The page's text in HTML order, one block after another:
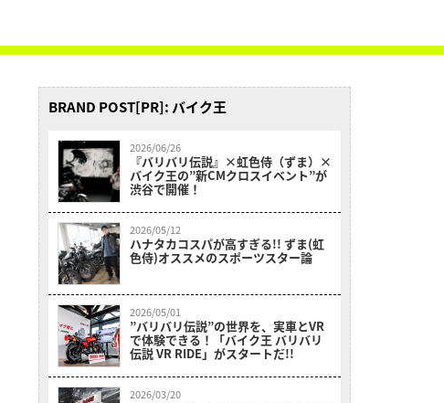
BRAND POST[PR]: バイク王
2026/06/26
『バリバリ伝説』×虹色侍（ずま）×
バイク王の”新CMクロスイベント”が
渋谷で開催！
2026/05/12
ハナタカコスパが高すぎる!! ずま(虹
色侍)オススメのスポーツスター論
2026/05/01
”バリバリ伝説”の世界を、実車とVR
で体験できる！「バイク王 バリバリ
伝説 VR RIDE」がスタートだ!!
2026/03/20